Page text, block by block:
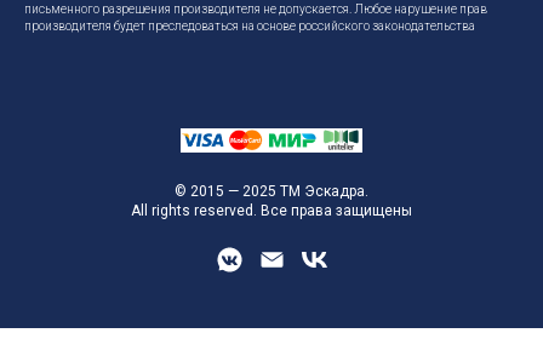
письменного разрешения производителя не допускается. Любое нарушение прав
производителя будет преследоваться на основе российского законодательства
© 2015 — 2025 ТМ Эскадра.
All rights reserved. Все права защищены